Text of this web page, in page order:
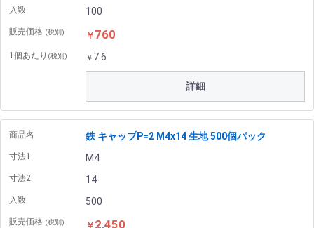
入数 100
販売価格 (税別) ￥ 760
1個あたり (税別) ￥ 7.6
詳細
商品名 鉄 キャップP=2 M4x14 生地 500個パック
寸法1 M4
寸法2 14
入数 500
販売価格 (税別) ￥ 2,450